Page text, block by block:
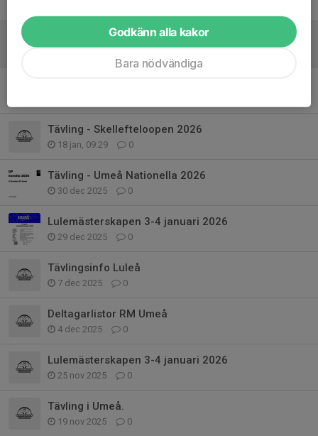
Info Skellefteloopen + deltagarlistor
Tävling - Skellefteloopen 2026
18 jan, 09:29 0
Tävling - Umeå Nationella 2026
30 dec 2025 0
Lulemästerskapen 3-4 januari 2026
29 dec 2025 0
Tävlingsinfo Luleå
7 dec 2025 0
Deltagarlistor RM Umeå
4 dec 2025 0
Lulemästerskapen 3-4 januari 2026
25 nov 2025 0
Tävling i Umeå.
19 nov 2025 0
Godkänn alla kakor
Bara nödvändiga